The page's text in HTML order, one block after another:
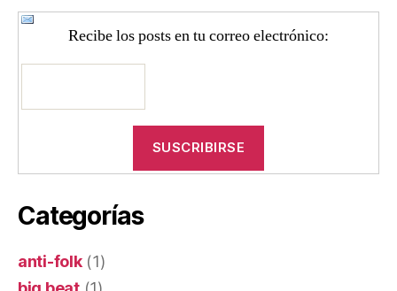
Recibe los posts en tu correo electrónico:
Categorías
anti-folk(1)